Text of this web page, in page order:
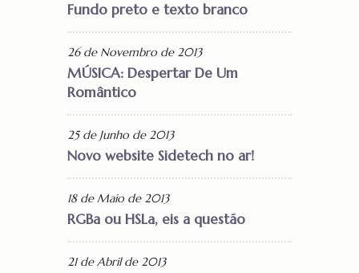
Fundo preto e texto branco
26 de Novembro de 2013
MÚSICA: Despertar De Um
Romântico
25 de Junho de 2013
Novo website Sidetech no ar!
18 de Maio de 2013
RGBa ou HSLa, eis a questão
21 de Abril de 2013